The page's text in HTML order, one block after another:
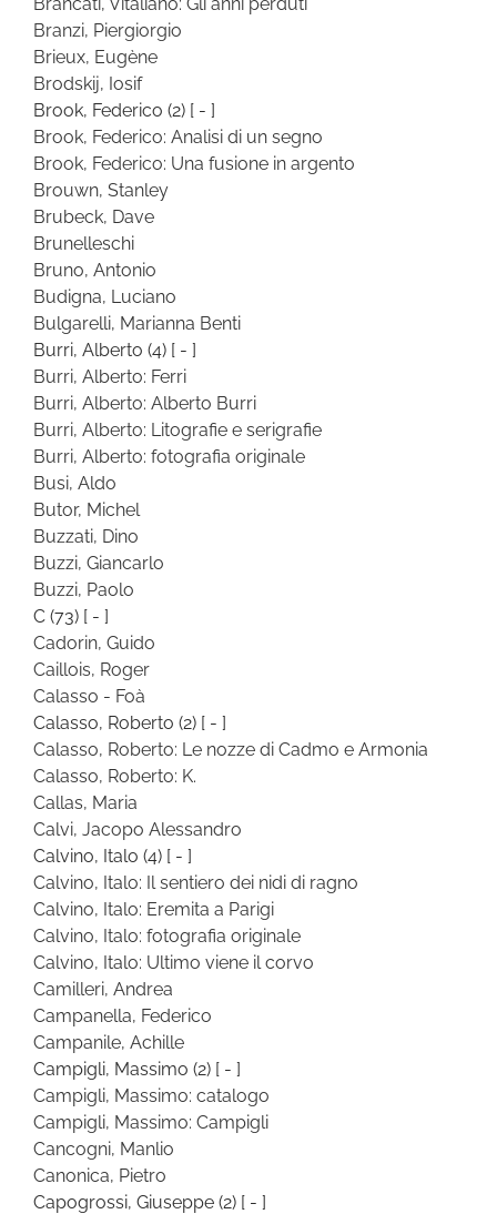
Branzi, Piergiorgio
Brieux, Eugène
Brodskij, Iosif
Brook, Federico (2) [ - ]
Brook, Federico: Analisi di un segno
Brook, Federico: Una fusione in argento
Brouwn, Stanley
Brubeck, Dave
Brunelleschi
Bruno, Antonio
Budigna, Luciano
Bulgarelli, Marianna Benti
Burri, Alberto (4) [ - ]
Burri, Alberto: Ferri
Burri, Alberto: Alberto Burri
Burri, Alberto: Litografie e serigrafie
Burri, Alberto: fotografia originale
Busi, Aldo
Butor, Michel
Buzzati, Dino
Buzzi, Giancarlo
Buzzi, Paolo
C (73) [ - ]
Cadorin, Guido
Caillois, Roger
Calasso - Foà
Calasso, Roberto (2) [ - ]
Calasso, Roberto: Le nozze di Cadmo e Armonia
Calasso, Roberto: K.
Callas, Maria
Calvi, Jacopo Alessandro
Calvino, Italo (4) [ - ]
Calvino, Italo: Il sentiero dei nidi di ragno
Calvino, Italo: Eremita a Parigi
Calvino, Italo: fotografia originale
Calvino, Italo: Ultimo viene il corvo
Camilleri, Andrea
Campanella, Federico
Campanile, Achille
Campigli, Massimo (2) [ - ]
Campigli, Massimo: catalogo
Campigli, Massimo: Campigli
Cancogni, Manlio
Canonica, Pietro
Capogrossi, Giuseppe (2) [ - ]